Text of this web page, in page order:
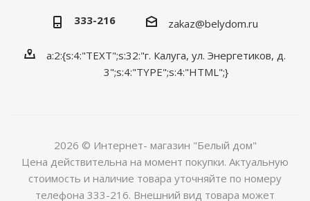
333-216 zakaz@belydom.ru
a:2:{s:4:"TEXT";s:32:"г. Калуга, ул. Энергетиков, д.
3";s:4:"TYPE";s:4:"HTML";}
2026 © Интернет- магазин "Белый дом"
Цена действительна на момент покупки. Актуальную
стоимость и наличие товара уточняйте по номеру
телефона 333-216. Внешний вид товара может